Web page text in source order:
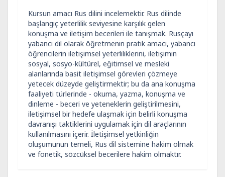
Kursun amacı Rus dilini incelemektir. Rus dilinde
başlangıç yeterlilik seviyesine karşılık gelen
konuşma ve iletişim becerileri ile tanışmak. Rusçayı
yabancı dil olarak öğretmenin pratik amacı, yabancı
öğrencilerin iletişimsel yeterliliklerini, iletişimin
sosyal, sosyo-kültürel, eğitimsel ve mesleki
alanlarında basit iletişimsel görevleri çözmeye
yetecek düzeyde geliştirmektir; bu da ana konuşma
faaliyeti türlerinde - okuma, yazma, konuşma ve
dinleme - beceri ve yeteneklerin geliştirilmesini,
iletişimsel bir hedefe ulaşmak için belirli konuşma
davranışı taktiklerini uygulamak için dil araçlarının
kullanılmasını içerir. İletişimsel yetkinliğin
oluşumunun temeli, Rus dil sistemine hakim olmak
ve fonetik, sözcüksel becerilere hakim olmaktır.